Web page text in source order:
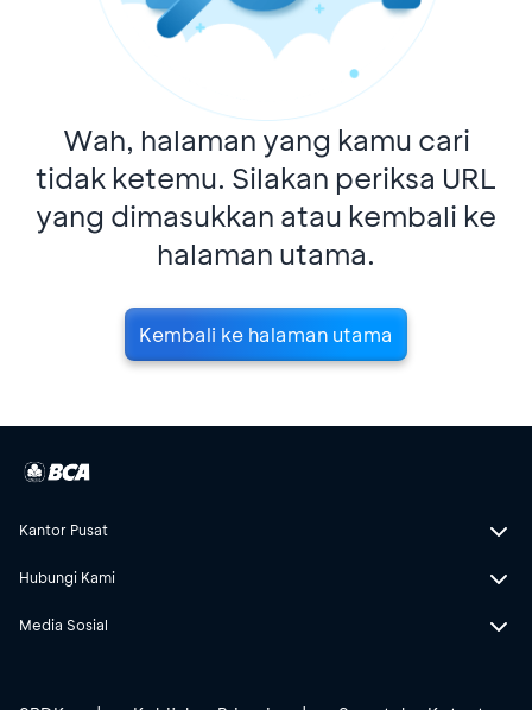
Wah, halaman yang kamu cari
tidak ketemu. Silakan periksa URL
yang dimasukkan atau kembali ke
halaman utama.
Kembali ke halaman utama
Kantor Pusat
Hubungi Kami
Media Sosial